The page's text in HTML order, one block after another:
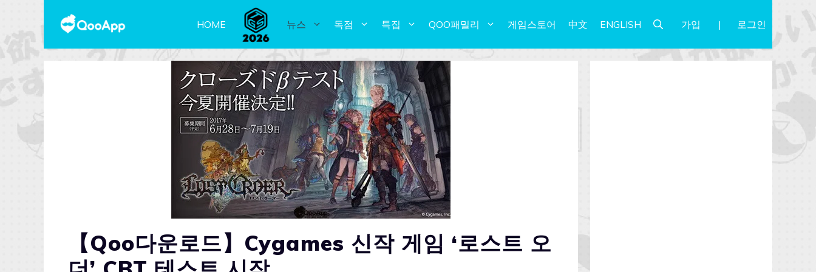
HOME 뉴스 독점 특집 QOO패밀리 게임스토어 中文 ENGLISH 가입 로그인
【Qoo다운로드】Cygames 신작 게임 ‘로스트 오